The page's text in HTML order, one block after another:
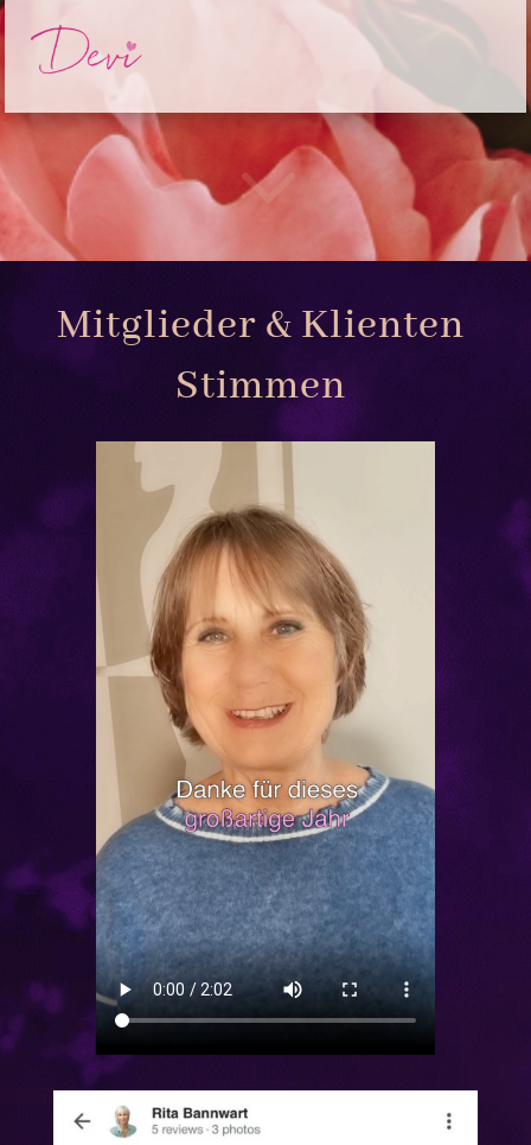
3
Mitglieder & Klienten
Stimmen